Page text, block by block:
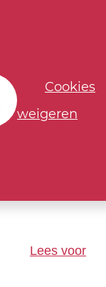
Cookies
weigeren
Lees voor